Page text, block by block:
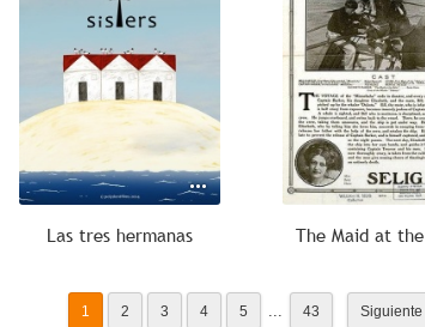
Las tres hermanas The Maid at
1 2 3 4 5 ... 43 Siguiente